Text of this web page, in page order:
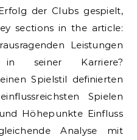
der Clubs gespielt,
sections in the article:
Leistungen
seiner Karriere?
Spielstil definierten
Spielen
Höhepunkte Einfluss
Analyse mit